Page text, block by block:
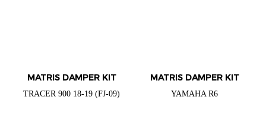
MATRIS DAMPER KIT
TRACER 900 18-19 (FJ-09)
MATRIS DAMPER KIT
YAMAHA R6